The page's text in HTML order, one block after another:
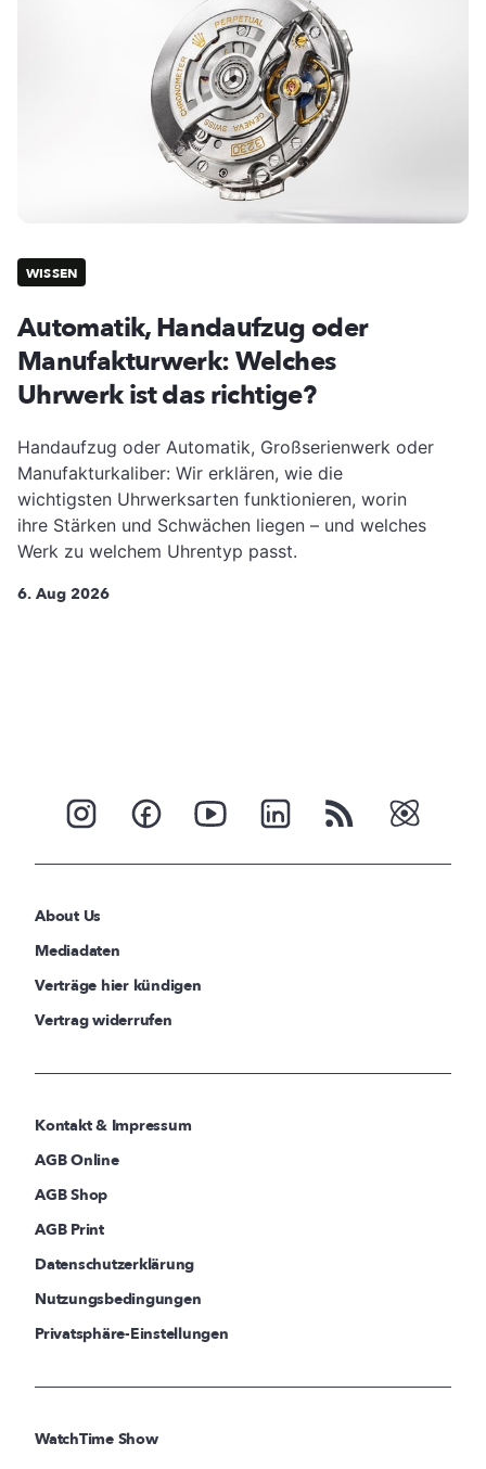
WISSEN
Automatik, Handaufzug oder
Manufakturwerk: Welches
Uhrwerk ist das richtige?
Handaufzug oder Automatik, Großserienwerk oder
Manufakturkaliber: Wir erklären, wie die
wichtigsten Uhrwerksarten funktionieren, worin
ihre Stärken und Schwächen liegen – und welches
Werk zu welchem Uhrentyp passt.
6. Aug 2026
About Us
Mediadaten
Verträge hier kündigen
Vertrag widerrufen
Kontakt & Impressum
AGB Online
AGB Shop
AGB Print
Datenschutzerklärung
Nutzungsbedingungen
Privatsphäre-Einstellungen
WatchTime Show